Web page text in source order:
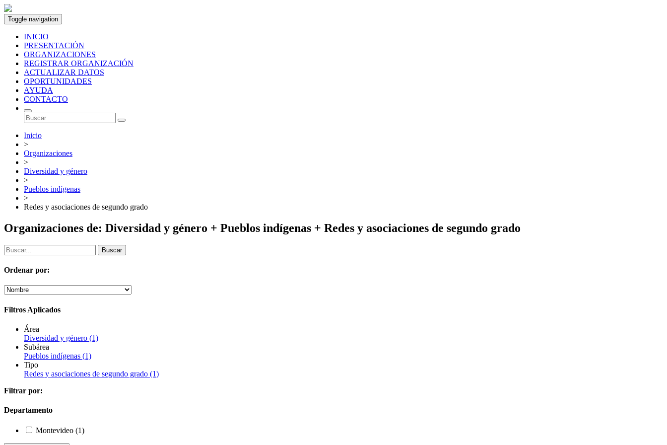
Toggle navigation
INICIO
PRESENTACIÓN
ORGANIZACIONES
REGISTRAR ORGANIZACIÓN
ACTUALIZAR DATOS
OPORTUNIDADES
AYUDA
CONTACTO
Inicio
>
Organizaciones
>
Diversidad y género
>
Pueblos indígenas
>
Redes y asociaciones de segundo grado
Organizaciones de: Diversidad y género + Pueblos indígenas + Redes y asociaciones de segundo grado
Ordenar por:
Filtros Aplicados
Área
Diversidad y género (1)
Subárea
Pueblos indígenas (1)
Tipo
Redes y asociaciones de segundo grado (1)
Filtrar por:
Departamento
Montevideo (1)